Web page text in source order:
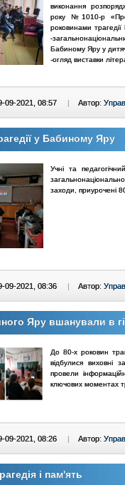
виконання
року №1010-р
роковинами трагедії
-
Бабиному Яру у
-огляд виставки
09-2021, 08:57 | Автор:
у Бабиному Яру
Учні та
заходи, приурочені
09-2021, 08:36 Автор:
Яру вшанували в
До 80-х роковин
відбулися виховні
провели
ключових моментах
09-2021, 08:26 | Автор:
і пам'ять